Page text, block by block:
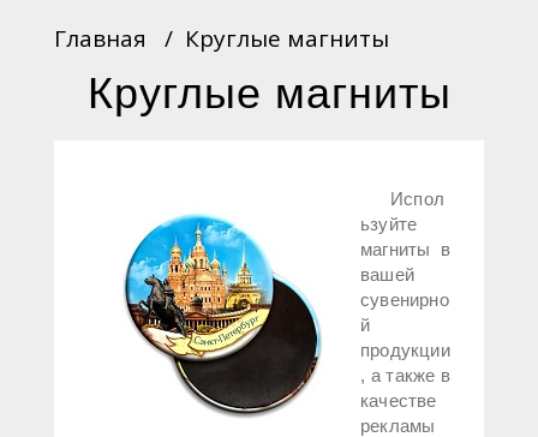
Главная / Круглые магниты
Круглые магниты
Испол
ьзуйте
магниты в
вашей
сувенирно
й
продукции
, а также в
качестве
рекламы